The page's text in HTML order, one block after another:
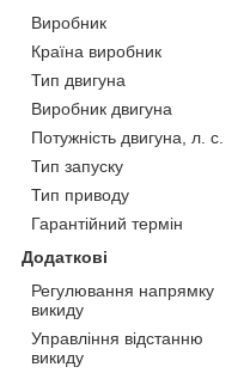
Виробник
Країна виробник
Тип двигуна
Виробник двигуна
Потужність двигуна, л. с.
Тип запуску
Тип приводу
Гарантійний термін
Додаткові
Регулювання напрямку
викиду
Управління відстанню
викиду